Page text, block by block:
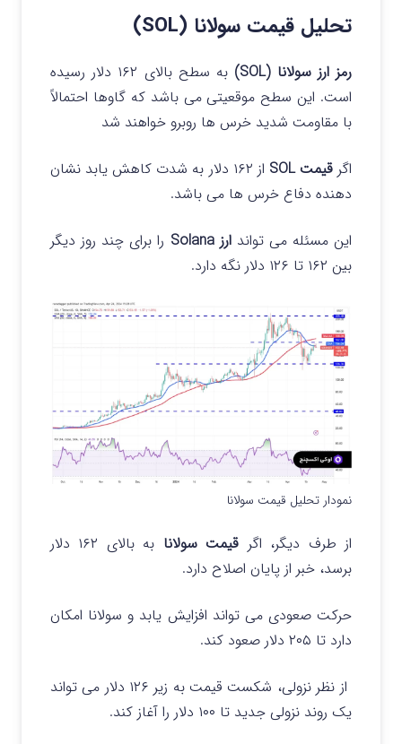
تحلیل قیمت سولانا (SOL)
رمز ارز سولانا (SOL)
به سطح بالای ۱۶۲ دلار رسیده
است. این سطح موقعیتی می باشد که گاوها احتمالاً
با مقاومت شدید خرس ها روبرو خواهند شد
اگرقیمت SOL
از ۱۶۲ دلار به شدت کاهش یابد نشان
دهنده دفاع خرس ها می باشد.
این مسئله می تواند ارز Solana
را برای چند روز دیگر
بین ۱۶۲ تا ۱۲۶ دلار نگه دارد.
نمودار تحلیل قیمت سولانا
از طرف دیگر، اگر قیمت سولانا
به بالای ۱۶۲ دلار
برسد، خبر از پایان اصلاح دارد.
حرکت صعودی می تواند افزایش یابد و سولانا امکان
دارد تا ۲۰۵ دلار صعود کند.
از نظر نزولی، شکست قیمت به زیر ۱۲۶ دلار می تواند
یک روند نزولی جدید تا ۱۰۰ دلار را آغاز کند.